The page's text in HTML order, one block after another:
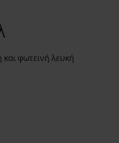
φωτεινή λευκή